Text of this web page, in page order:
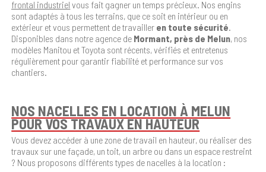
frontal industriel vous fait gagner un temps précieux. Nos engins
sont adaptés à tous les terrains, que ce soit en intérieur ou en
extérieur et vous permettent de travailler en toute sécurité
Disponibles dans notre agence de Mormant, près de Melun, nos
modèles Manitou et Toyota sont récents, vérifiés et entretenus
régulièrement pour garantir fiabilité et performance sur vos
chantiers.
NOS NACELLES EN LOCATION À MELUN
POUR VOS TRAVAUX EN HAUTEUR
Vous devez accéder à une zone de travail en hauteur, ou réaliser des
travaux sur une façade, un toit, un arbre ou dans un espace restreint
? Nous proposons différents types de nacelles à la location :